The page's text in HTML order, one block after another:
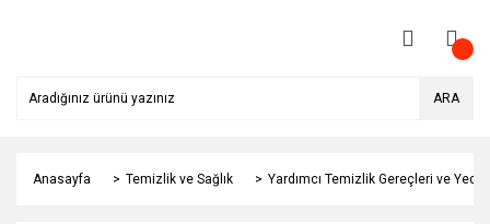
ARA
Anasayfa Temizlik ve Sağlık Yardımcı Temizlik Gereçleri ve